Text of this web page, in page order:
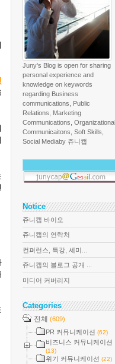
Juny's Blog is open for sharing
personal experience and
knowledge on keywords
regarding Business
communications, Public
Relations, Marketing
Communications, Organizational
Communicaitons, Soft Skills,
Social Mediaby 쥬니캡
Notice
쥬니캡 바이오
쥬니캡의 연락처
컨퍼런스, 특강, 세미...
쥬니캡의 블로그 공개 ...
미디어 커버리지
Categories
전체 (609)
PR 커뮤니케이션 (62)
비즈니스 커뮤니케이션
(13)
위기 커뮤니케이션 (22)